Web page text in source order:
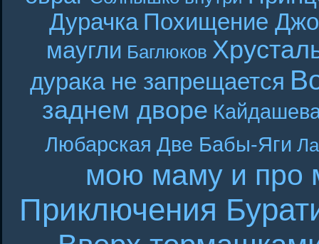
Дурачка Похищение
маугли Баглюков
дурака не запрещается
заднем дворе
Любарская Две Бабы-Яги
мою маму и про
Приключения